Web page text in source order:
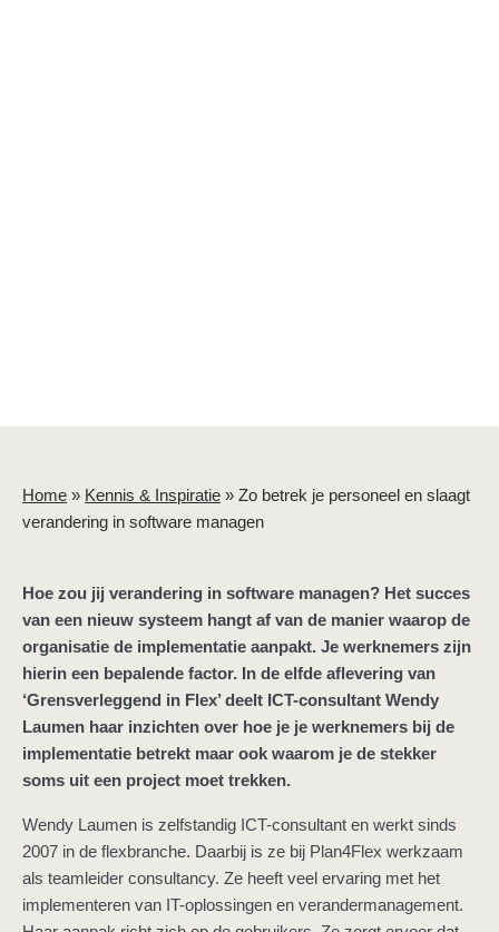
Home » Kennis & Inspiratie » Zo betrek je personeel en slaagt
verandering in software managen
Hoe zou jij verandering in software managen? Het succes
van een nieuw systeem hangt af van de manier waarop de
organisatie de implementatie aanpakt. Je werknemers zijn
hierin een bepalende factor. In de elfde aflevering van
‘Grensverleggend in Flex’ deelt ICT-consultant Wendy
Laumen haar inzichten over hoe je je werknemers bij de
implementatie betrekt maar ook waarom je de stekker
soms uit een project moet trekken.
Wendy Laumen is zelfstandig ICT-consultant en werkt sinds
2007 in de flexbranche. Daarbij is ze bij Plan4Flex werkzaam
als teamleider consultancy. Ze heeft veel ervaring met het
implementeren van IT-oplossingen en verandermanagement.